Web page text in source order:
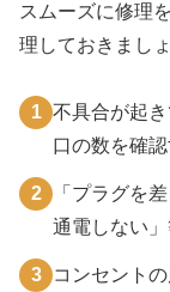
スムーズに修理
理しておきましょ
1 不具合が起
口の数を確認
2
「プラグを
通電しない
3
コンセント